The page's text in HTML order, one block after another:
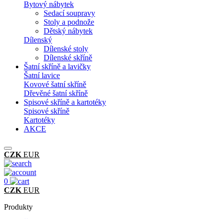
Bytový nábytek
Sedací soupravy
Stoly a podnože
Dětský nábytek
Dílenský
Dílenské stoly
Dílenské skříně
Šatní skříně a lavičky
Šatní lavice
Kovové šatní skříně
Dřevěné šatní skříně
Spisové skříně a kartotéky
Spisové skříně
Kartotéky
AKCE
CZK EUR
0
CZK EUR
Produkty